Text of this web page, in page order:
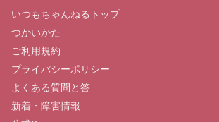
いつもちゃんねるトップ
つかいかた
ご利用規約
プライバシーポリシー
よくある質問と答
新着・障害情報